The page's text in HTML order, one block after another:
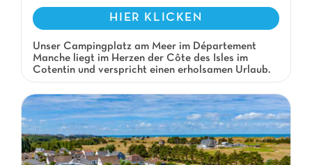
HIER KLICKEN
Unser Campingplatz am Meer im Département
Manche liegt im Herzen der Côte des Isles im
Cotentin und verspricht einen erholsamen Urlaub.